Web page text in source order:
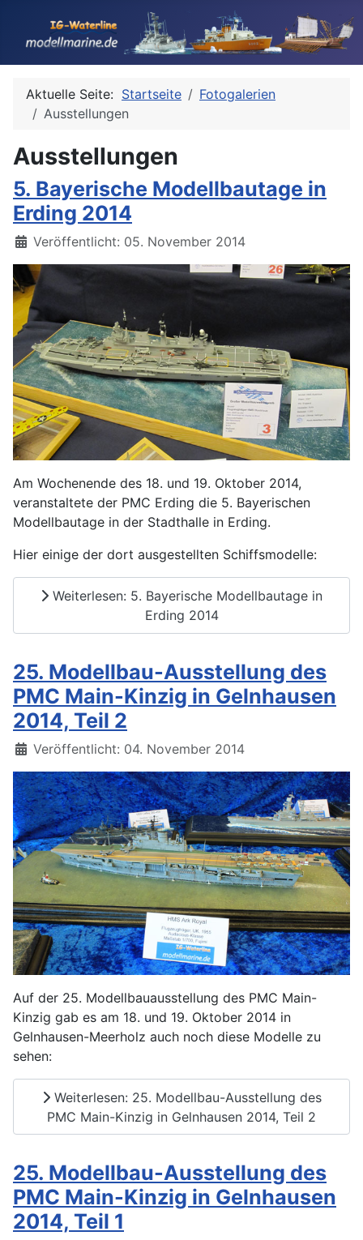
Aktuelle Seite: Startseite
Fotogalerien
Ausstellungen
Ausstellungen
5. Bayerische Modellbautage in
Erding 2014
Details
Veröffentlicht: 05. November 2014
Am Wochenende des 18. und 19. Oktober 2014,
veranstaltete der PMC Erding die 5. Bayerischen
Modellbautage in der Stadthalle in Erding.
Hier einige der dort ausgestellten Schiffsmodelle:
Weiterlesen: 5. Bayerische Modellbautage in
Erding 2014
25. Modellbau-Ausstellung des
PMC Main-Kinzig in Gelnhausen
2014, Teil 2
Details
Veröffentlicht: 04. November 2014
Auf der 25. Modellbauausstellung des PMC Main-
Kinzig gab es am 18. und 19. Oktober 2014 in
Gelnhausen-Meerholz auch noch diese Modelle zu
sehen:
Weiterlesen: 25. Modellbau-Ausstellung des
PMC Main-Kinzig in Gelnhausen 2014, Teil 2
25. Modellbau-Ausstellung des
PMC Main-Kinzig in Gelnhausen
2014, Teil 1